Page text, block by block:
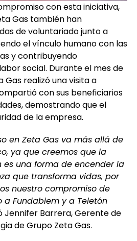
con esta iniciativa,
Gas también han
de voluntariado junto a
el vínculo humano con las
y contribuyendo
social. Durante el mes de
Gas realizó una visita a
con sus beneficiarios
demostrando que el
de la empresa.
enZeta Gas va más allá de
o, ya que creemos que la
una forma de encender la
que transforma vidas, por
nuestro compromiso de
Fundabiem y a Teletón
Jennifer Barrera, Gerente de
de Grupo Zeta Gas.